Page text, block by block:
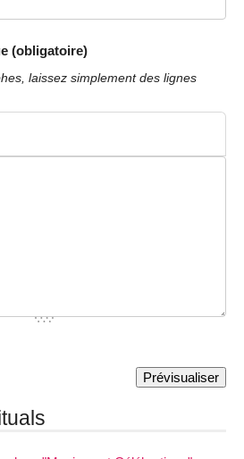
(obligatoire)
laissez simplement des lignes